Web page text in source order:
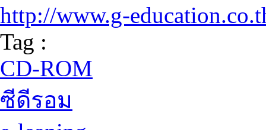
http://www.g-
Tag :
CD-ROM
ซีดีรอม